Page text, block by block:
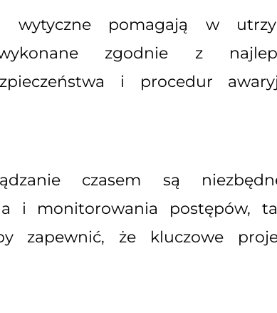
i wytyczne pomagają w
zgodnie z
i procedur
czasem są
i monitorowania postępów,
zapewnić, że kluczowe